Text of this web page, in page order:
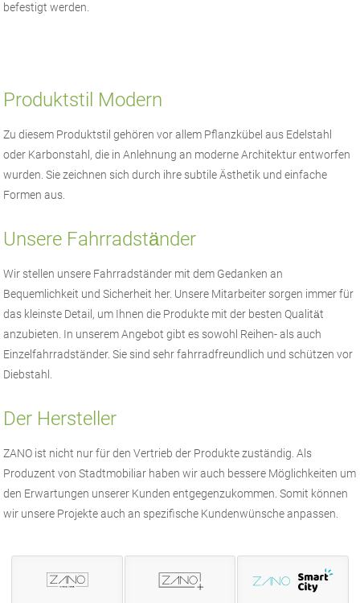
befestigt werden.
Produktstil Modern
Zu diesem Produktstil gehören vor allem Pflanzkübel aus Edelstahl
oder Karbonstahl, die in Anlehnung an moderne Architektur entworfen
wurden. Sie zeichnen sich durch ihre subtile Ästhetik und einfache
Formen aus.
Unsere Fahrradstӓnder
Wir stellen unsere Fahrradständer mit dem Gedanken an
Bequemlichkeit und Sicherheit her. Unsere Mitarbeiter sorgen immer für
das kleinste Detail, um Ihnen die Produkte mit der besten Qualitӓt
anzubieten. In unserem Angebot gibt es sowohl Reihen- als auch
Einzelfahrradständer. Sie sind sehr fahrradfreundlich und schützen vor
Diebstahl.
Der Hersteller
ZANO ist nicht nur für den Vertrieb der Produkte zuständig. Als
Produzent vonStadtmobiliar haben wir auch bessere Möglichkeiten um
den Erwartungen unserer Kunden entgegenzukommen. Somit können
wir unsere Projekte auch an spezifische Kundenwünsche anpassen.